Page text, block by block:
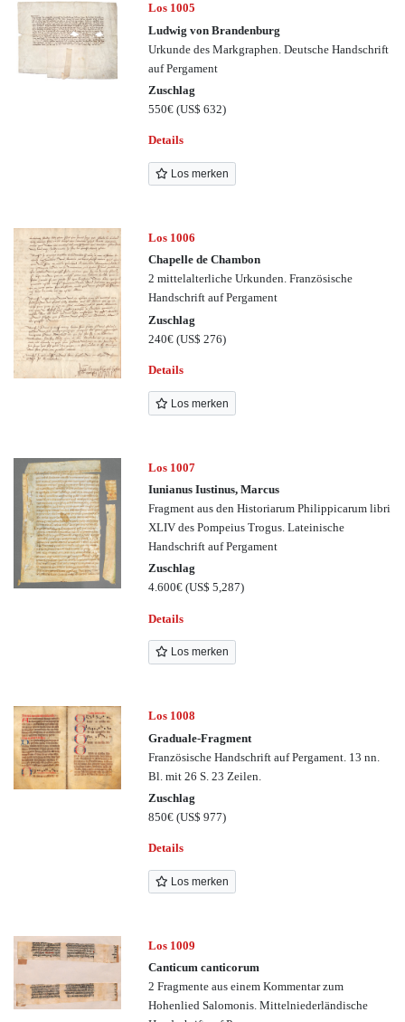
Los 1005
Ludwig von Brandenburg
Urkunde des Markgraphen. Deutsche Handschrift
auf Pergament
Zuschlag
550€(US$ 632)
Details
Los merken
Los 1006
Chapelle de Chambon
2 mittelalterliche Urkunden. Französische
Handschrift auf Pergament
Zuschlag
240€(US$ 276)
Details
Los merken
Los 1007
Iunianus Iustinus, Marcus
Fragment aus den Historiarum Philippicarum libri
XLIV des Pompeius Trogus. Lateinische
Handschrift auf Pergament
Zuschlag
4.600€(US$ 5,287)
Details
Los merken
Los 1008
Graduale-Fragment
Französische Handschrift auf Pergament. 13 nn.
Bl. mit 26 S. 23 Zeilen.
Zuschlag
850€(US$ 977)
Details
Los merken
Los 1009
Canticum canticorum
2 Fragmente aus einem Kommentar zum
Hohenlied Salomonis. Mittelniederländische